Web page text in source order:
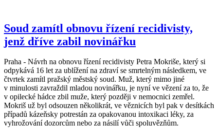
Soud zamítl obnovu řízení recidivisty,
jenž dříve zabil novinářku
Praha - Návrh na obnovu řízení recidivisty Petra Mokriše, který si
odpykává 16 let za ublížení na zdraví se smrtelným následkem, ve
čtvrtek zamítl pražský městský soud. Muž, který mimo jiné
v minulosti zavraždil mladou novinářku, je nyní ve vězení za to, že
v opilecké hádce zbil muže, který později v nemocnici zemřel.
Mokriš už byl odsouzen několikrát, ve věznicích byl pak v desítkách
případů kázeňsky potrestán za opakovanou intoxikaci léky, za
vyhrožování dozorcům nebo za násilí vůči spoluvězňům.